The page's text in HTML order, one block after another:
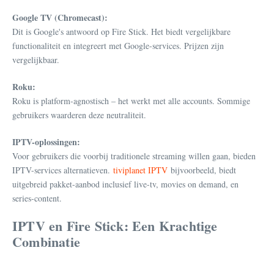
Google TV (Chromecast):
Dit is Google's antwoord op Fire Stick. Het biedt vergelijkbare
functionaliteit en integreert met Google-services. Prijzen zijn
vergelijkbaar.
Roku:
Roku is platform-agnostisch – het werkt met alle accounts. Sommige
gebruikers waarderen deze neutraliteit.
IPTV-oplossingen:
Voor gebruikers die voorbij traditionele streaming willen gaan, bieden
IPTV-services alternatieven. tiviplanet IPTV bijvoorbeeld, biedt
uitgebreid pakket-aanbod inclusief live-tv, movies on demand, en
series-content.
IPTV en Fire Stick: Een Krachtige
Combinatie